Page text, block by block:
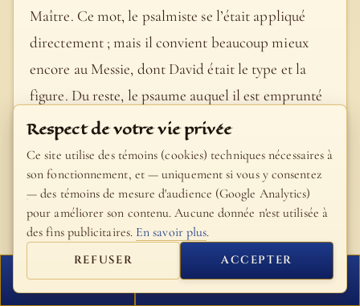
Maître. Ce mot, le psalmiste se l’était appliqué
directement ; mais il convient beaucoup mieux
encore au Messie, dont David était le type et la
figure. Du reste, le psaume auquel il est emprunté
(68, 10) est cité comme messianique en plusieurs
endroits du Nouveau Testament. Cf. Joan. 15, 25 ;
19, 18 ; Act. 1, 20 ; Rom. 11, 9, 10 ; 15, 3. - Me dévore
(belle métaphore). - Il est écrit. S. Jean use
habituellement de cette tournure. Cf. 6, 31, 45 ; 10,
34 ; 12, 14. Il n’emploie qu’une fois (8, 17) la formule
grecque des autres évangélistes. - L’expulsion des
FERMER PROCHAIN VERSET
Respect de votre vie privée
Ce site utilise des témoins (cookies) techniques nécessaires à
son fonctionnement, et — uniquement si vous y consentez
— des témoins de mesure d'audience (Google Analytics)
pour améliorer son contenu. Aucune donnée n'est utilisée à
des fins publicitaires. En savoir plus.
REFUSER ACCEPTER